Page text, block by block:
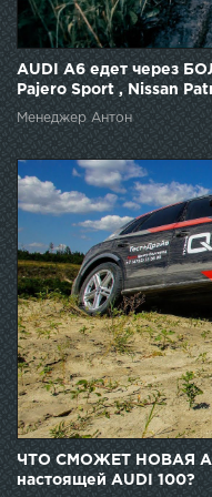
AUDI A6 едет через
Pajero Sport , Nissan
Менеджер Антон
ЧТО СМОЖЕТ НОВАЯ
настоящей AUDI 100?